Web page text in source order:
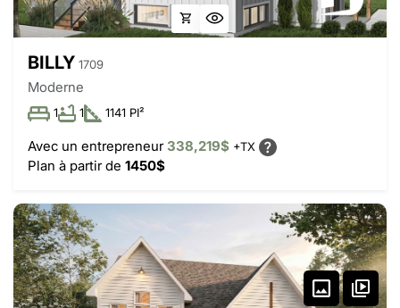
BILLY 1709
Moderne
1 1 1141 PI²
Avec un entrepreneur338,219$ +TX
Plan à partir de 1450$